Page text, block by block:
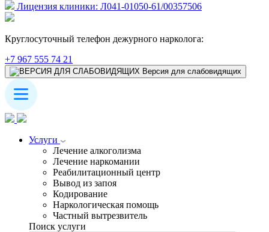
Лицензия клиники: Л041-01050-61/00357506
Круглосуточный телефон дежурного нарколога:
+7 967 555 74 21
Версия для слабовидящих
Услуги
Лечение алкоголизма
Лечение наркомании
Реабилитационный центр
Вывод из запоя
Кодирование
Наркологическая помощь
Частный вытрезвитель
Поиск услуги